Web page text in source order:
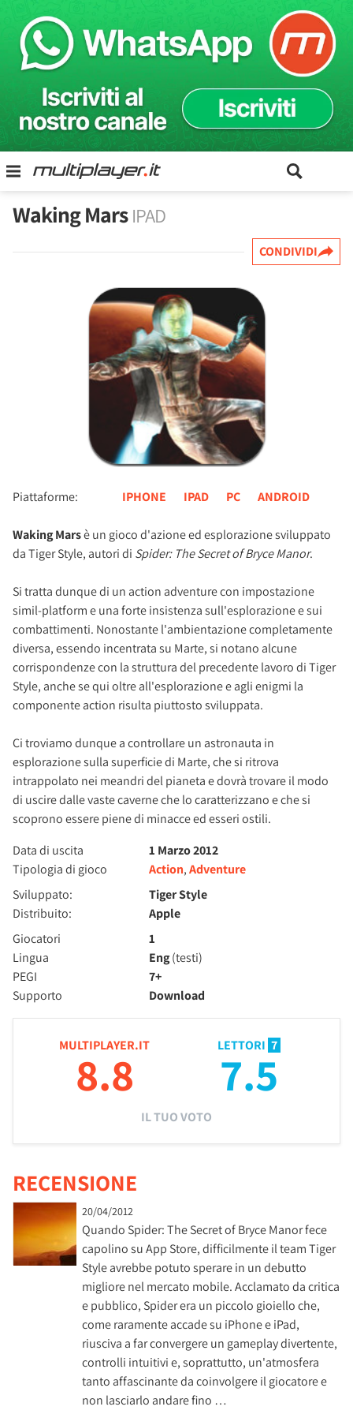
Waking MarsIPAD
CONDIVIDI
Piattaforme: IPHONE IPAD PC ANDROID
Waking Marsè un gioco d'azione ed esplorazione sviluppato
da Tiger Style, autori di Spider: The Secret of Bryce Manor.
Si tratta dunque di un action adventure con impostazione
simil-platform e una forte insistenza sull'esplorazione e sui
combattimenti. Nonostante l'ambientazione completamente
diversa, essendo incentrata su Marte, si notano alcune
corrispondenze con la struttura del precedente lavoro di Tiger
Style, anche se qui oltre all'esplorazione e agli enigmi la
componente action risulta piuttosto sviluppata.
Ci troviamo dunque a controllare un astronauta in
esplorazione sulla superficie di Marte, che si ritrova
intrappolato nei meandri del pianeta e dovrà trovare il modo
di uscire dalle vaste caverne che lo caratterizzano e che si
scoprono essere piene di minacce ed esseri ostili.
Data di uscita
1 Marzo 2012
Tipologia di gioco
Action,Adventure
Sviluppato:
Tiger Style
Distribuito:
Apple
Giocatori
1
Lingua
Eng(testi)
PEGI
7+
Supporto
Download
MULTIPLAYER.IT
8.8
LETTORI 7
7.5
IL TUO VOTO
RECENSIONE
20/04/2012
Quando Spider: The Secret of Bryce Manor fece
capolino su App Store, difficilmente il team Tiger
Style avrebbe potuto sperare in un debutto
migliore nel mercato mobile. Acclamato da critica
e pubblico, Spider era un piccolo gioiello che,
come raramente accade su iPhone e iPad,
riusciva a far convergere un gameplay divertente,
controlli intuitivi e, soprattutto, un'atmosfera
tanto affascinante da coinvolgere il giocatore e
non lasciarlo andare fino …